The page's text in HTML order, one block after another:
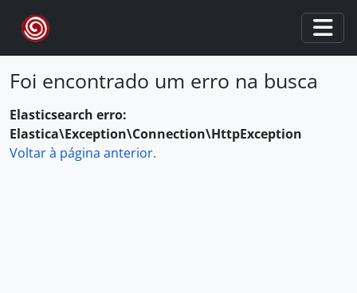
Skip to main content
Foi encontrado um erro na busca
Elasticsearch erro:
Elastica\Exception\Connection\HttpException
Voltar à página anterior.